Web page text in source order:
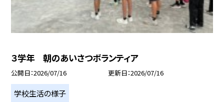
３学年 朝のあいさつボランティア
公開日 2026/07/16 更新日 2026/07/16
学校生活の様子